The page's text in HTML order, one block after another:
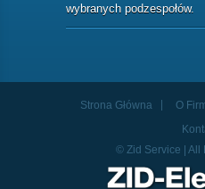
wybranych podzespołów.
Strona Główna O
© Zid Service | All